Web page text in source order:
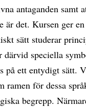
antaganden samt
är det. Kursen ger
sätt studerar
speciella
på ett entydigt sätt.
för dessa
begrepp.